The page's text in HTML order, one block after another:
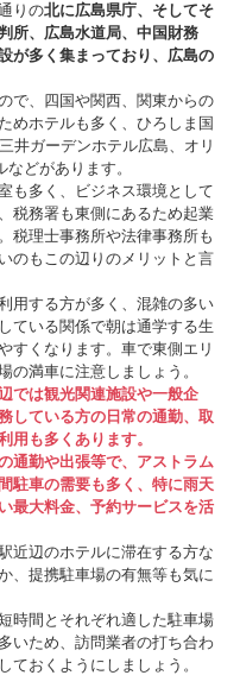
りの北に広島県庁、そしてそ
所、広島水道局、中国財務
が多く集まっており、広島の
で、四国や関西、関東からの
めホテルも多く、ひろしま国
井ガーデンホテル広島、オリ
どがあります。
も多く、ビジネス環境として
税務署も東側にあるため起業
税理士事務所や法律事務所も
のもこの辺りのメリットと言
用する方が多く、混雑の多い
ている関係で朝は通学する生
すくなります。車で東側エリ
の満車に注意しましょう。
では観光関連施設や一般企
している方の日常の通勤、取
用も多くあります。
通勤や出張等で、アストラム
駐車の需要も多く、特に雨天
最大料金、予約サービスを活
近辺のホテルに滞在する方な
、提携駐車場の有無等も気に
時間とそれぞれ適した駐車場
いため、訪問業者の打ち合わ
ておくようにしましょう。